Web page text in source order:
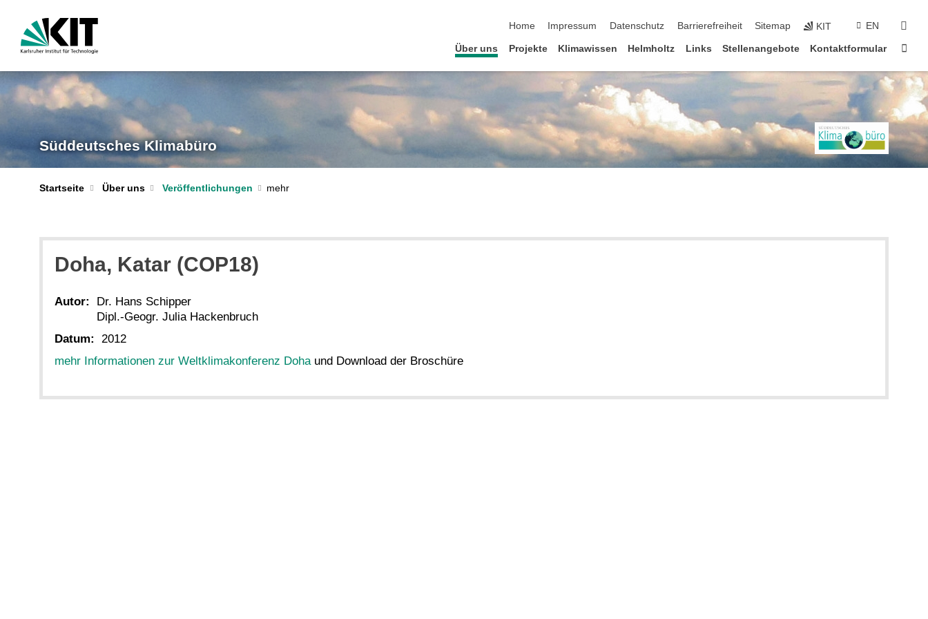
Home
Impressum Datenschutz Barrierefreiheit Sitemap KIT EN
Über uns Projekte Klimawissen Helmholtz Links Stellenangebote Kontaktformular
Süddeutsches Klimabüro
Startseite Über uns Veröffentlichungen
Doha, Katar (COP18)
Autor:
Dr. Hans Schipper
Dipl.-Geogr. Julia Hackenbruch
Datum:
2012
mehr Informationen zur Weltklimakonferenz Dohaund Download der Broschüre